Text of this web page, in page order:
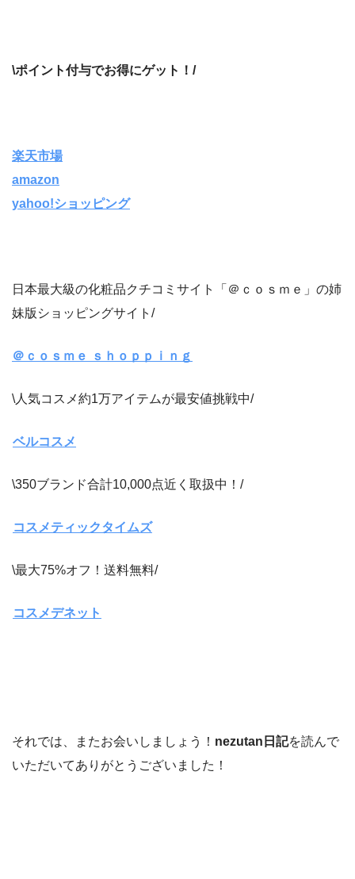
\ポイント付与でお得にゲット！/
楽天市場
amazon
yahoo!ショッピング
日本最大級の化粧品クチコミサイト「＠ｃｏｓｍｅ」の姉
妹版ショッピングサイト/
＠ｃｏｓｍｅ ｓｈｏｐｐｉｎｇ
\人気コスメ約1万アイテムが最安値挑戦中/
ベルコスメ
\350ブランド合計10,000点近く取扱中！/
コスメティックタイムズ
\最大75%オフ！送料無料/
コスメデネット
それでは、またお会いしましょう！ nezutan日記を読んで
いただいてありがとうございました！